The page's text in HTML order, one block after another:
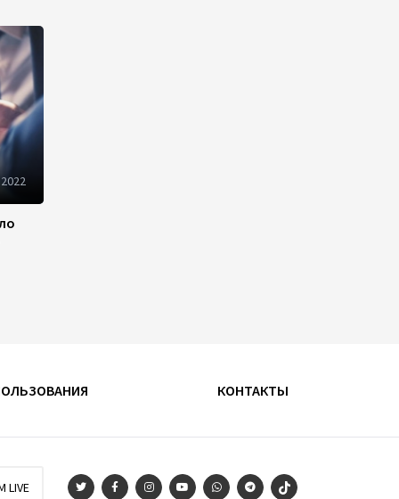
инициатива Токаева о
действий и возобновлении
переговоров
КОНТАКТЫ
LIVE